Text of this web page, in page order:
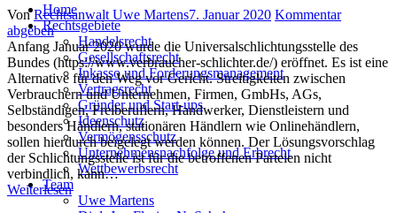
Home
Rechtsgebiete
Handelsrecht
Gesellschaftsrecht
Inkasso und Forderungsmanagement
Vertragsrecht
Gründer und Start-ups
Ideenschutz
Vermögensschutz
Unternehmensnachfolge und Erbrecht
Wettbewerbsrecht
Team
Uwe Martens
Author
VonRechtsanwalt Uwe MartensPosted
7. Januar 2020 Kommentar
abgeben
Anfang Januar 2020 wurde die Universalschlichtungsstelle des
Bundes (https://www.verbraucher-schlichter.de/) eröffnet. Es ist eine
Alternative für den Weg vor Gericht. Streitigkeiten zwischen
Verbrauchern und Unternehmen, Firmen, GmbHs, AGs,
Selbständigen, Freiberuflern, Handwerker, Dienstleistern und
besonders Händlern, stationären Händlern wie Onlinehändlern,
sollen hierdurch beigelegt werden können. Der Lösungsvorschlag
der Schlichtungsstelle ist für die betroffenen Parteien nicht
verbindlich, kann…
Weiterlesen